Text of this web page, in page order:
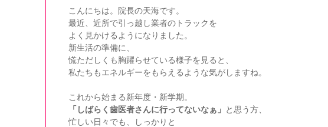
こんにちは。院長の天海です。
最近、近所で引っ越し業者のトラックを
よく見かけるようになりました。
新生活の準備に、
慌ただしくも胸躍らせている様子を見ると、
私たちもエネルギーをもらえるような気がしますね。
これから始まる新年度・新学期。
「しばらく歯医者さんに行ってないなぁ」 と思う方、
忙しい日々でも、しっかりと